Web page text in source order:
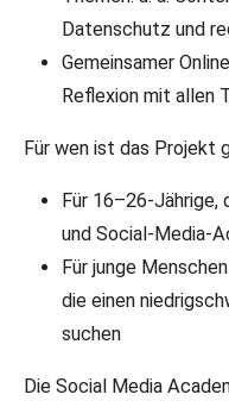
Datenschutz und
Gemeinsamer
Reflexion mit allen
Für wen ist das Projekt
Für 16–26-Jährige,
und Social-Media-
Für junge
die einen
suchen
Die Social Media